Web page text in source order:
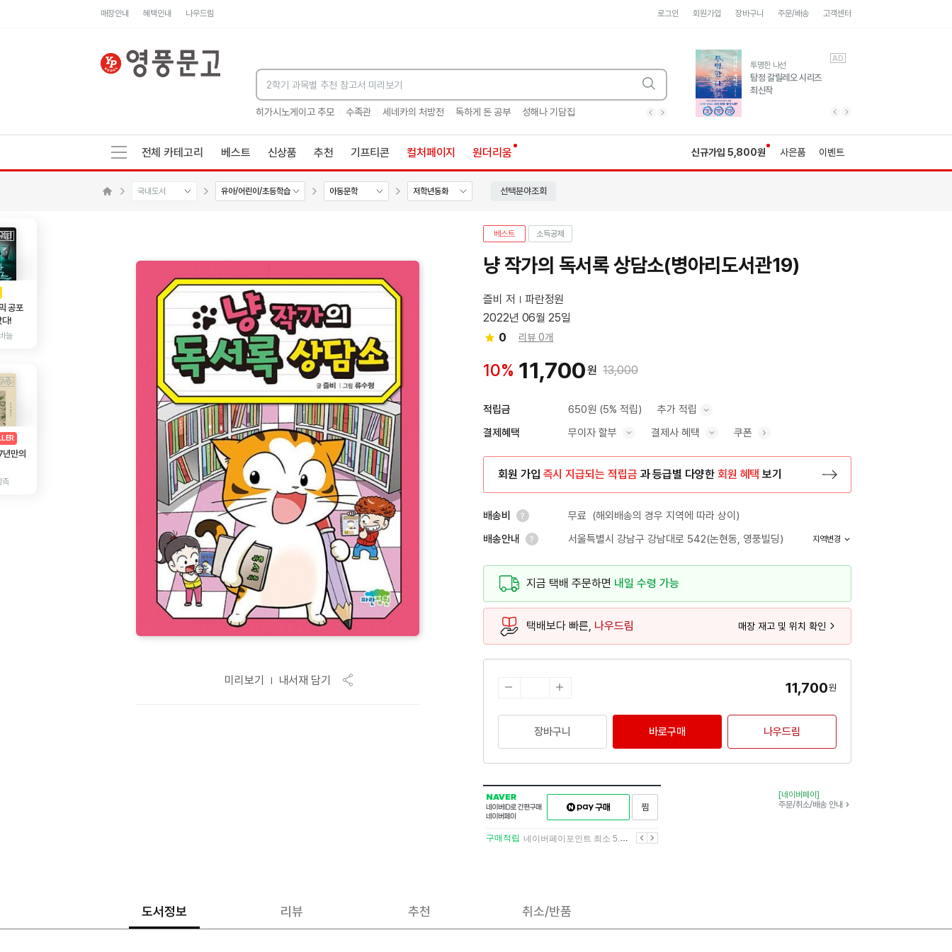
매장안내 혜택안내 나우드림 로그인 회원가입 장바구니 주문/배송 고객센터
히가시노게이고 추모 수족관 세네카의 처방전 독하게 돈 공부 성해나 기담집 히가시노게이고 추모 수족관 독하게 돈 공부
유럽 도시 기행3
풍성한 서사와 인문학적
통찰!
AD
투명한 나선
탐정 갈릴레오 시리즈
최신작
AD
전체 카테고리 베스트 신상품 추천 기프티콘 컬처페이지 원더리움 신규가입 5,800원 사은품 이벤트
국내도서 유아/어린이/초등학습 아동문학 저학년동화 선택분야조회
AD
공포
다!
늘
AD
년만의
촉
미리보기 내서재 담기
베스트 소득공제
냥 작가의 독서록 상담소(병아리도서관19)
즐비 저
파란정원
2022년 06월 25일
0
리뷰 0개
10% 11,700원 13,000
적립금 650원 (5% 적립) 추가 적립
결제혜택 무이자 할부 결제사 혜택 쿠폰
회원 가입 즉시 지급되는 적립금 과 등급별 다양한 회원 혜택 보기
배송비 무료 (해외배송의 경우 지역에 따라 상이)
배송안내
서울특별시 강남구 강남대로 542(논현동, 영풍빌딩) 지역변경
지금 택배 주문하면 내일 수령 가능
택배보다 빠른, 나우드림 매장 재고 및 위치 확인
11,700원
장바구니 바로구매 나우드림
NAVER
네이버
ID로
간편구매
네이버페이
구매하기
이전
구매적립 네이버페이포인트 최소 5.5% 적립 다음
[네이버페이]
주문/취소/배송 안내
도서정보 리뷰 추천 취소/반품